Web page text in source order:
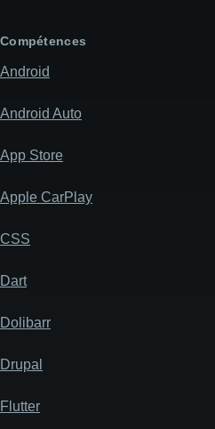
message
Compétences
Android
Android Auto
App Store
Apple CarPlay
CSS
Dart
Dolibarr
Drupal
Flutter